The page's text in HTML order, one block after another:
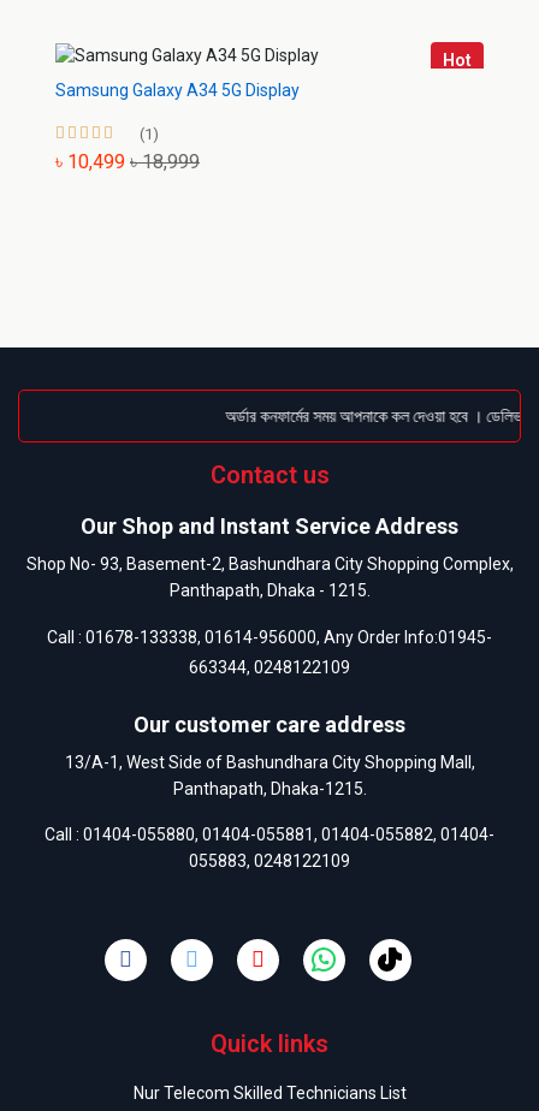
Hot
Samsung Galaxy A34 5G Display
(1)
৳ 10,499 ৳ 18,999
অর্ডার কনফার্মের সময় আপনাকে কল দেওয়া হবে ।
Contact us
Our Shop and Instant Service Address
Shop No- 93, Basement-2, Bashundhara City Shopping Complex,
Panthapath, Dhaka - 1215.
Call : 01678-133338, 01614-956000, Any Order Info:01945-
663344, 0248122109
Our customer care address
13/A-1, West Side of Bashundhara City Shopping Mall,
Panthapath, Dhaka-1215.
Call : 01404-055880, 01404-055881, 01404-055882, 01404-
055883, 0248122109
Quick links
Nur Telecom Skilled Technicians List